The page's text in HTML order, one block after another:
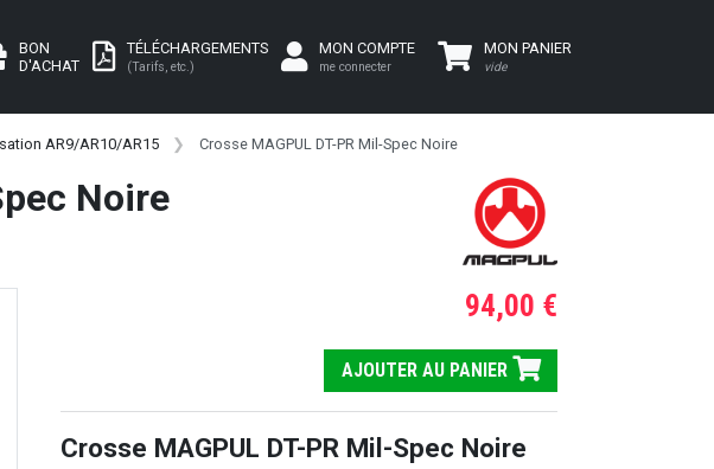
BON
D'ACHAT
TÉLÉCHARGEMENTS
(Tarifs, etc.)
MON COMPTE
me connecter
MON PANIER
vide
AR9/AR10/AR15 Crosse MAGPUL DT-PR Mil-Spec Noire
Noire
94,00 €
AJOUTER AU PANIER
Crosse MAGPUL DT-PR Mil-Spec Noire